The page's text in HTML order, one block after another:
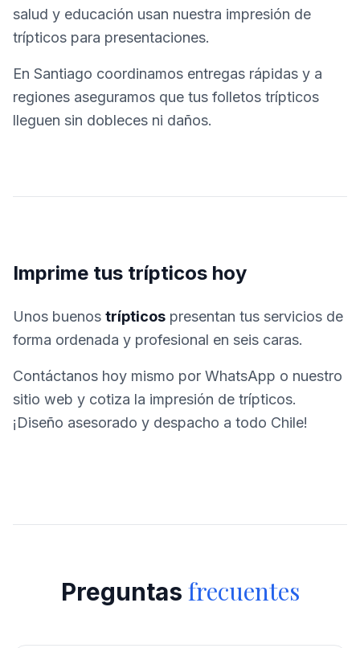
salud y educación usan nuestra impresión de
trípticos para presentaciones.
En Santiago coordinamos entregas rápidas y a
regiones aseguramos que tus folletos trípticos
lleguen sin dobleces ni daños.
Imprime tus trípticos hoy
Unos buenos trípticos presentan tus servicios de
forma ordenada y profesional en seis caras.
Contáctanos hoy mismo por WhatsApp o nuestro
sitio web y cotiza la impresión de trípticos.
¡Diseño asesorado y despacho a todo Chile!
Preguntas frecuentes